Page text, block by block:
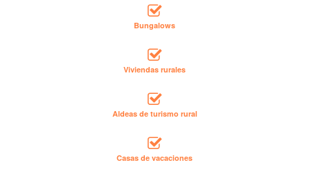
Bungalows
Viviendas rurales
Aldeas de turismo rural
Casas de vacaciones